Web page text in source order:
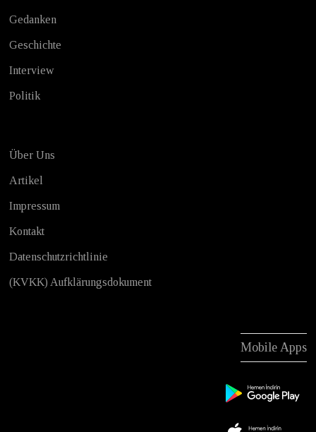
Gedanken
Geschichte
Interview
Politik
Über Uns
Artikel
Impressum
Kontakt
Datenschutzrichtlinie
(KVKK) Aufklärungsdokument
Mobile Apps